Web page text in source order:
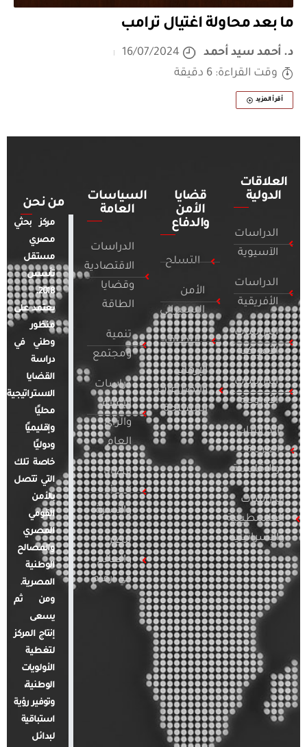
ما بعد محاولة اغتيال ترامب
د. أحمد سيد أحمد
16/07/2024
وقت القراءة: 6 دقيقة
أقرأ المزيد
العلاقات
الدولية
الدراسات
الآسيوية
الدراسات
الأفريقية
الدراسات
الأمريكية
الدراسات
الأوروبية
الدراسات
العربية
والإقليمية
الدراسات
الفلسطينية
والإسرائيلية
قضايا
الأمن
والدفاع
التسلح
الأمن
السيبراني
التطرف
الإرهاب
والصراعات
المسلحة
السياسات
العامة
الدراسات
الاقتصادية
وقضايا
الطاقة
تنمية
ومجتمع
دراسات
الإعلام
والرأي
العام
قضايا
المرأة
والأسرة
مصر
والعالم
في أرقام
من نحن
مركز بحثي
مصري
مستقل
تأسس
2018.
يعتمد على
منظور
وطني في
دراسة
القضايا
الاستراتيجية
محليًا
وإقليميًا
ودوليًا
خاصة تلك
التي تتصل
بالأمن
القومي
المصري
والمصالح
الوطنية
المصرية.
ومن ثم
يسعى
إنتاج المركز
لتغطية
الأولويات
الوطنية،
وتوفير رؤية
استباقية
لبدائل